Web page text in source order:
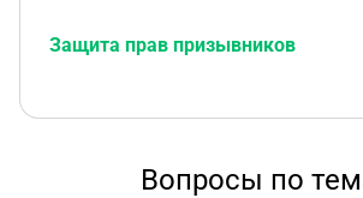
Защита прав призывников
Вопросы по